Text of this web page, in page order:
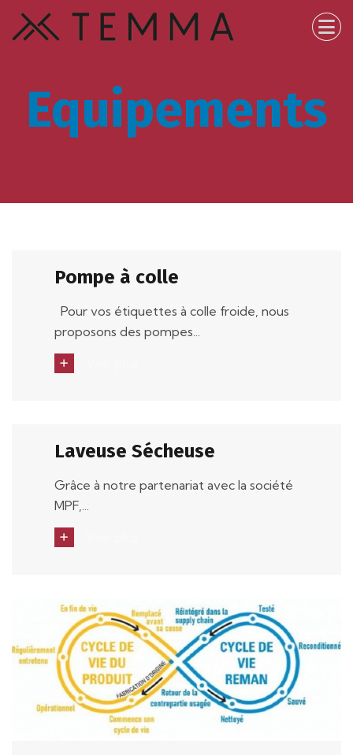
Equipements
Pompe à colle
Pour vos étiquettes à colle froide, nous
proposons des pompes...
Laveuse Sécheuse
Grâce à notre partenariat avec la société
MPF,...